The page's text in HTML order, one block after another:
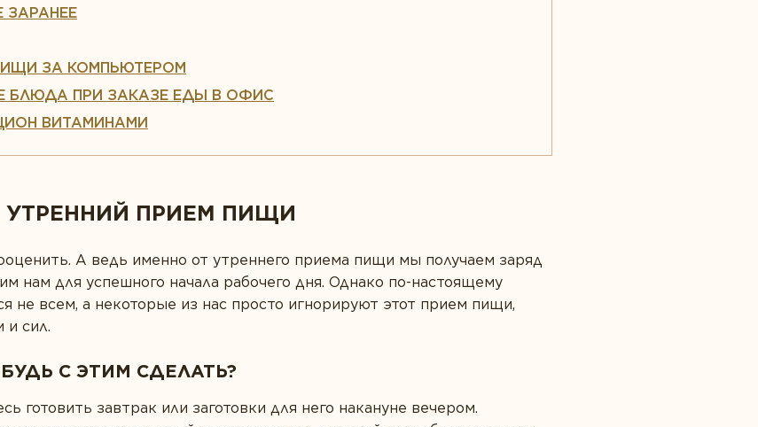
ЗАРАНЕЕ
ЗА КОМПЬЮТЕРОМ
БЛЮДА ПРИ ЗАКАЗЕ ЕДЫ В ОФИС
ВИТАМИНАМИ
УТРЕННИЙ ПРИЕМ ПИЩИ
А ведь именно от утреннего приема пищи мы получаем заряд
нам для успешного начала рабочего дня. Однако по-настоящему
не всем, а некоторые из нас просто игнорируют этот прием пищи,
и сил.
С ЭТИМ СДЕЛАТЬ?
готовить завтрак или заготовки для него накануне вечером.